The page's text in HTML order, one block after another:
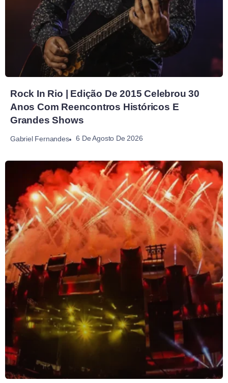
Rock In Rio | Edição De 2015 Celebrou 30
Anos Com Reencontros Históricos E
Grandes Shows
Gabriel Fernandes 6 De Agosto De 2026